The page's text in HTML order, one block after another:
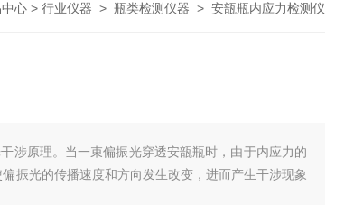
心 > 行业仪器 > 瓶类检测仪器 > 安瓿瓶内应力检测仪
涉原理。当一束偏振光穿透安瓿瓶时，由于内应力的
振光的传播速度和方向发生改变，进而产生干涉现象